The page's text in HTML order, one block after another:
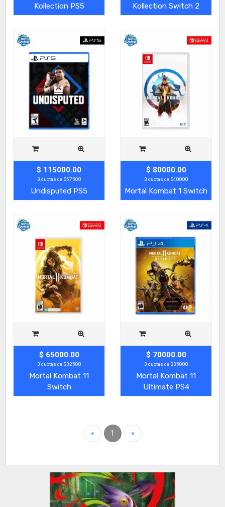
Kollection PS5
Kollection Switch 2
$ 115000.00
3 cuotas de $57500
Undisputed PS5
$ 80000.00
3 cuotas de $40000
Mortal Kombat 1 Switch
$ 65000.00
3 cuotas de $32500
Mortal Kombat 11
Switch
$ 70000.00
3 cuotas de $35000
Mortal Kombat 11
Ultimate PS4
« 1 »